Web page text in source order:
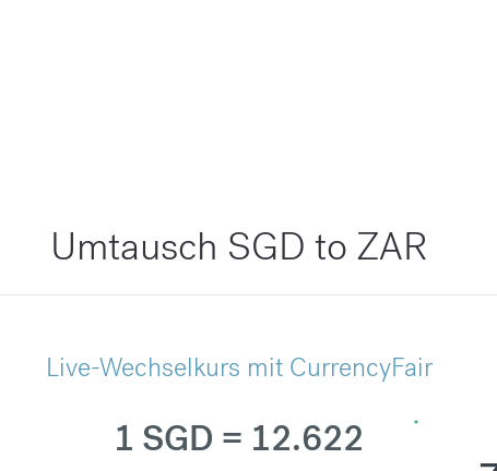
Umtausch SGD to ZAR
Live-Wechselkurs mit CurrencyFair
1 SGD = 12.622